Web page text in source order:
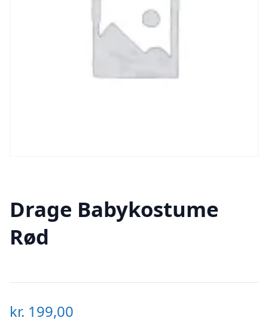
Drage Babykostume
Rød
kr. 199,00